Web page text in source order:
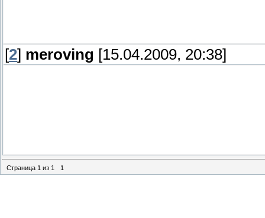
[2] meroving [15.04.2009, 20:38]
Страница 1 из 1 1